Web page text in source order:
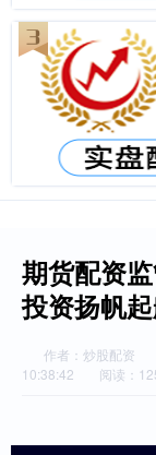
期货配资
投资扬帆
作者：炒股配资
10:38:42
阅读：